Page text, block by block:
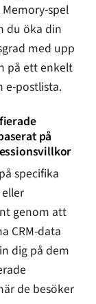
spel
du öka din
med upp
på ett enkelt
e-postlista.
på
specifika
genom att
CRM-data
dig på dem
de besöker